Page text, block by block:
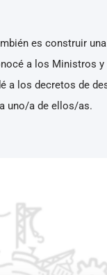
es construir
a los Ministros
a los decretos de
uno/a de ellos/as.